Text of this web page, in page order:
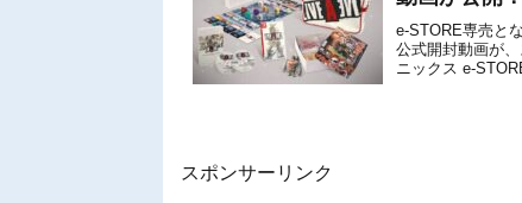
e-STORE専売と
公式開封動画が
ニックス e-
スポンサーリンク